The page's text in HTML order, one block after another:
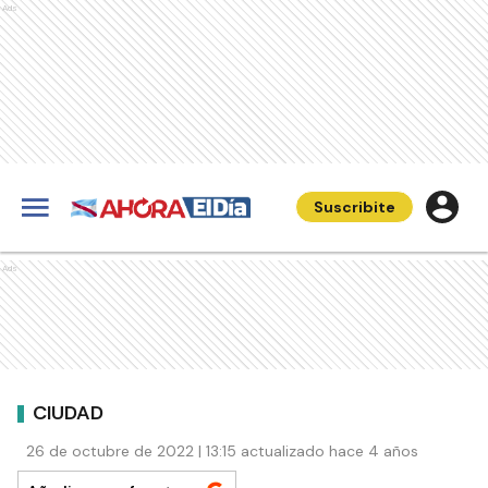
Ads
Suscribite
Ads
CIUDAD
26 de octubre de 2022 | 13:15 actualizado hace 4 años